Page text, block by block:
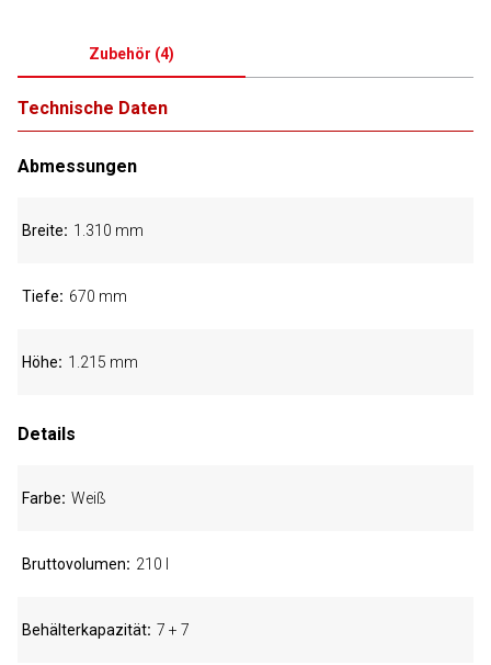
Zubehör (4)
Technische Daten
Abmessungen
Breite 1.310 mm
Tiefe 670 mm
Höhe 1.215 mm
Details
Farbe Weiß
Bruttovolumen 210 l
Behälterkapazität 7 + 7